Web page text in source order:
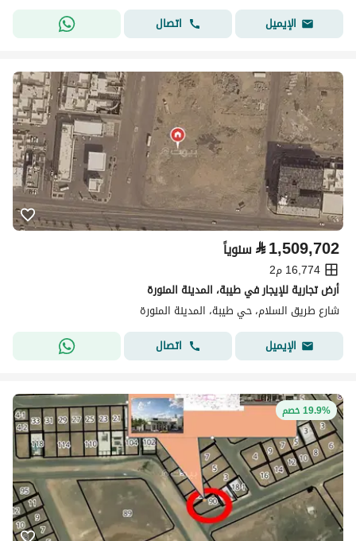
الإيميل
اتصال
⃁1,509,702 سنوياً
16,774 م2
أرض تجارية للإيجار في طيبة، المدينة المنورة
شارع طريق السلام، حي طيبة، المدينة المنورة
الإيميل
اتصال
19.9% خصم